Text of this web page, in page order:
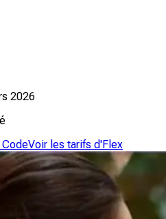
2026
CodeVoir les tarifs d'Flex